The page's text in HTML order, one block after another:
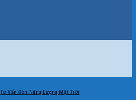
Tư Vấn Đèn Năng Lượng Mặt Trời